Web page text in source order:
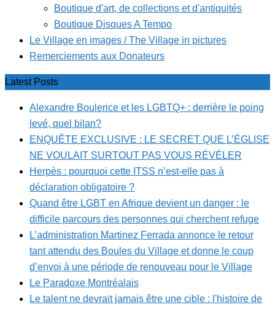
Boutique d'art, de collections et d'antiquités
Boutique Disques A Tempo
Le Village en images / The Village in pictures
Remerciements aux Donateurs
Latest Posts
Alexandre Boulerice et les LGBTQ+ : derrière le poing
levé, quel bilan?
ENQUÊTE EXCLUSIVE : LE SECRET QUE L’ÉGLISE
NE VOULAIT SURTOUT PAS VOUS RÉVÉLER
Herpès : pourquoi cette ITSS n’est-elle pas à
déclaration obligatoire ?
Quand être LGBT en Afrique devient un danger : le
difficile parcours des personnes qui cherchent refuge
L’administration Martinez Ferrada annonce le retour
tant attendu des Boules du Village et donne le coup
d’envoi à une période de renouveau pour le Village
Le Paradoxe Montréalais
Le talent ne devrait jamais être une cible : l'histoire de